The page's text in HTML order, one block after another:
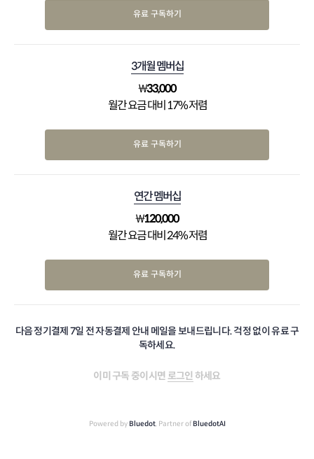
유료 구독하기
3개월 멤버십
₩33,000
월간 요금 대비 17% 저렴
유료 구독하기
연간 멤버십
₩120,000
월간 요금 대비 24% 저렴
유료 구독하기
다음 정기결제 7일 전 자동결제 안내 메일을 보내드립니다. 걱정 없이 유료 구
독하세요.
이미 구독 중이시면 로그인 하세요
Powered by Bluedot, Partner of BluedotAI